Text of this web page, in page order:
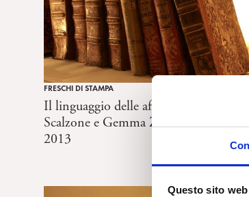
Questo sito
FRESCHI DI STAMPA
Il linguaggio delle afasie – A cura di
Scalzone e Gemma Zontini, Liguori,
2013